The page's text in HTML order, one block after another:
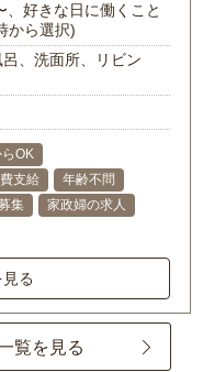
好きな日に働くこと
から選択)
、洗面所、リビン
OK
支給
年齢不問
集
家政婦の求人
る
覧を見る